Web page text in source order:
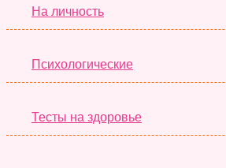
На личность
Психологические
Тесты на здоровье